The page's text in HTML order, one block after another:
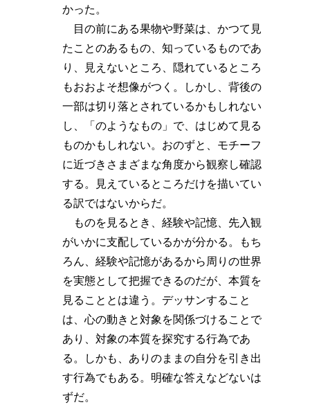
かった。
目の前にある果物や野菜は、かつて見
たことのあるもの、知っているものであ
り、見えないところ、隠れているところ
もおおよそ想像がつく。しかし、背後の
一部は切り落とされているかもしれない
し、「のようなもの」で、はじめて見る
ものかもしれない。おのずと、モチーフ
に近づきさまざまな角度から観察し確認
する。見えているところだけを描いてい
る訳ではないからだ。
ものを見るとき、経験や記憶、先入観
がいかに支配しているかが分かる。もち
ろん、経験や記憶があるから周りの世界
を実態として把握できるのだが、本質を
見ることとは違う。デッサンすること
は、心の動きと対象を関係づけることで
あり、対象の本質を探究する行為であ
る。しかも、ありのままの自分を引き出
す行為でもある。明確な答えなどないは
ずだ。